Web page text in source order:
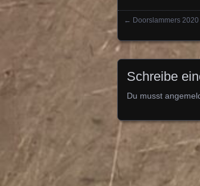
← Doorslammers
Schreibe
Du musst